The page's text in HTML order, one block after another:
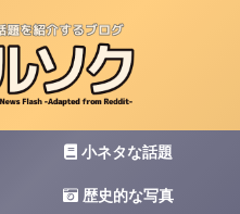
小ネタな話題
歴史的な写真